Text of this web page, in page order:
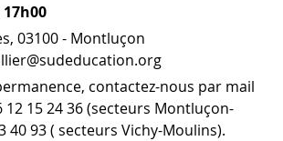
03100 - Montluçon
contactez-​nous par mail
12 15 24 36 (sec­teurs Montluçon-​
40 93 ( sec­teurs Vichy-Moulins).